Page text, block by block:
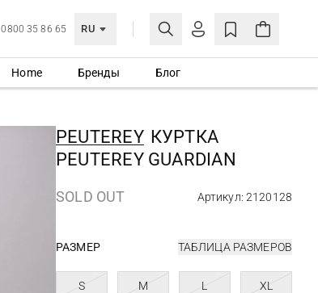
0800 35 86 65 RU
ЛИЧНЫЙ КАБИНЕТ
Еще не зарегистрированы?
СОЗДАТЬ УЧЕТНУЮ ЗАПИСЬ
Home Бренды Блог
PEUTEREY КУРТКА
PEUTEREY GUARDIAN
SOLD OUT Артикул: 2120128
РАЗМЕР ТАБЛИЦА РАЗМЕРОВ
S M L XL